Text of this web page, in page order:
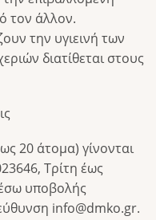
τον άλλον.
την υγιεινή των
διατίθεται στους
20 άτομα) γίνονται
Τρίτη έως
υποβολής
info@dmko.gr.